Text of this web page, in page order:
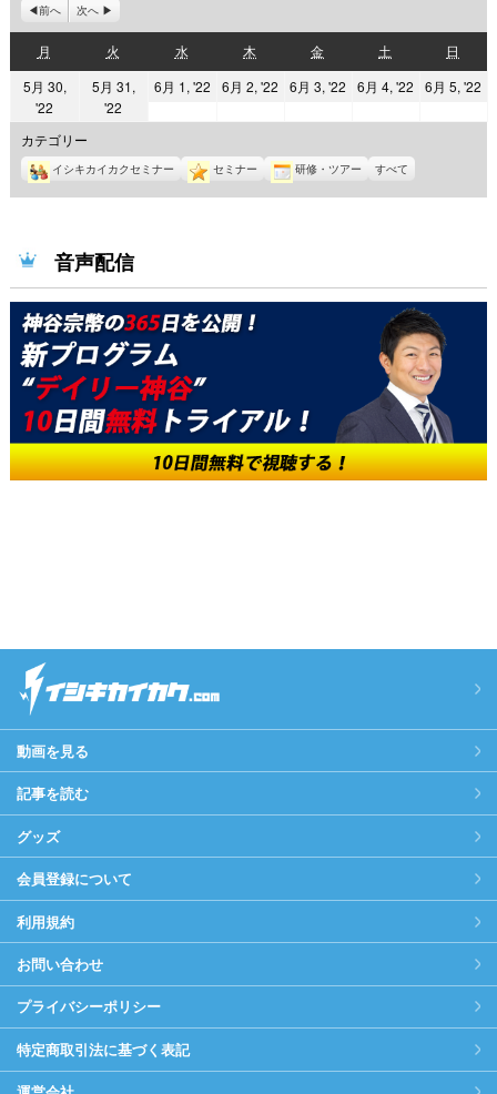
前へ 次へ
月
曜
日
火
曜
日
水水
曜
日
木
曜
日
金金
曜
日
土
曜
日
日
曜
日
5月 30,
'22
年
5
月
30
5月 31,
'22
5
月
31
6月 1, '222022
月
1
日
6月 2, '22
2022
月
2
日
6月 3, '22
2022
月
日
6月 4, '22
2022
月
日
6月 5, '22
日
カテゴリー
イシキカイカクセミナー セミナー 研修・ツアー すべて
音声配信
動画を見る
記事を読む
グッズ
会員登録について
利用規約
お問い合わせ
プライバシーポリシー
特定商取引法に基づく表記